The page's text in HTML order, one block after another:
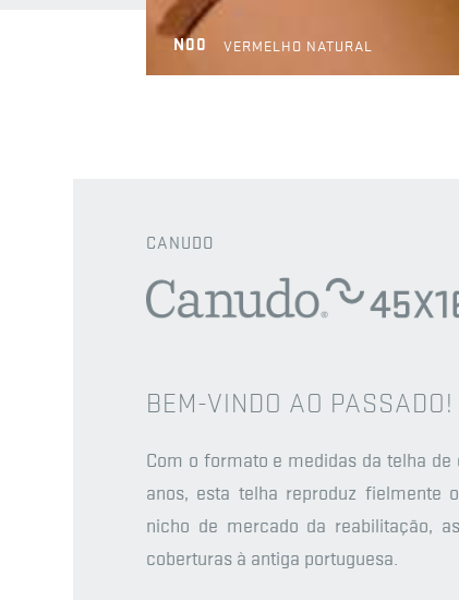
N00 VERMELHO NATURAL
CANUDO
BEM-VINDO AO PASSADO!
Com o formato e medidas da telha
anos, esta telha reproduz fielmente
nicho de mercado da reabilitação,
coberturas à antiga portuguesa.